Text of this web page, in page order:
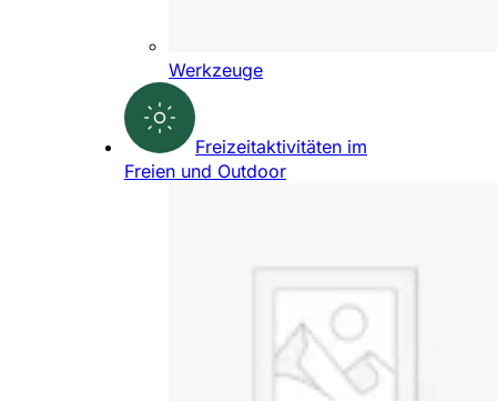
Werkzeuge
Freizeitaktivitäten im
Freien und Outdoor